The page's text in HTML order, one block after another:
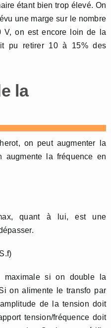
étant bien trop élevé. On
une marge sur le nombre
V, on est encore loin de la
pu retirer 10 à 15% des
la
on peut augmenter la
augmente la fréquence en
quant à lui, est une
maximale si on double la
on alimente le transfo par
de la tension doit
tension/fréquence doit